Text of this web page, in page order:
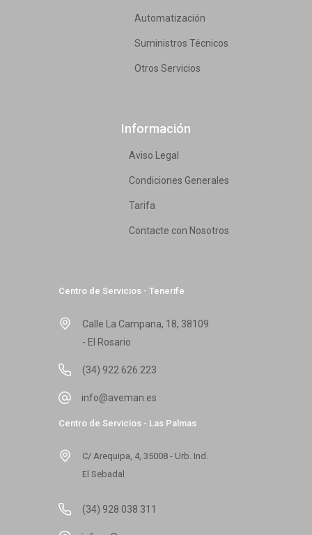
Automatización
Suministros Técnicos
Otros Servicios
Información
Aviso Legal
Condiciones Generales
Tarifa
Contacte con Nosotros
Centro de Servicios - Tenerife
Calle La Campana, 18, 38109
- El Rosario
(34) 922 626 223
info@aveman.es
Centro de Servicios - Las Palmas
C/ Arequipa, 4, 35008 - Urb. Ind.
El Sebadal
(34) 928 038 311